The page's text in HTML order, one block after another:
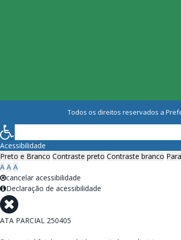
Todos os direitos reservados a
Acessibilidade
Preto e Branco Contraste preto Contraste branco
A A A
cancelar acessibilidade
Declaração de acessibilidade
ATA PARCIAL 250405